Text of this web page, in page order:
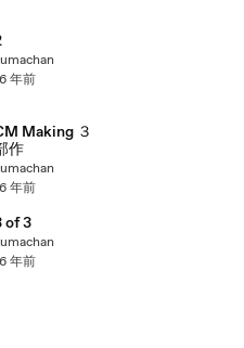
年前
Making ３
作
年前
of 3
年前